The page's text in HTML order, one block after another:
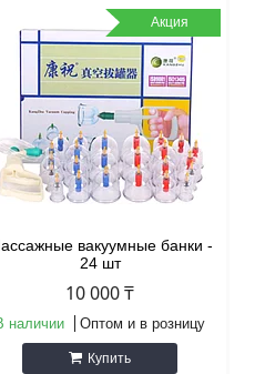
Акция
вакуумные банки -
24 шт
10 000 ₸
наличии Оптом и в розницу
Купить